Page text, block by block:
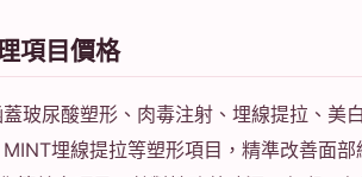
項目價格
玻尿酸塑形、肉毒注射、埋線提拉、美
埋線提拉等塑形項目，精準改善面